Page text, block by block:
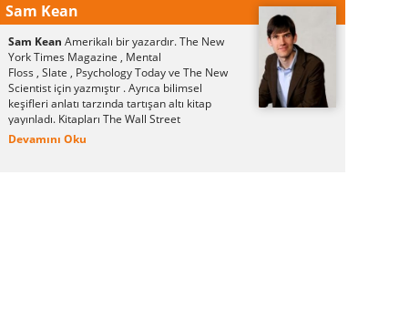
Sam Kean
Sam Kean Amerikalı bir yazardır.The New
York Times Magazine , Mental
Floss , Slate , Psychology Today ve The New
Scientist için yazmıştır . Ayrıca bilimsel
keşifleri anlatı tarzında tartışan altı kitap
yayınladı. Kitapları The Wall Street
Journal Library Journal , ve The New York
Devamını Oku